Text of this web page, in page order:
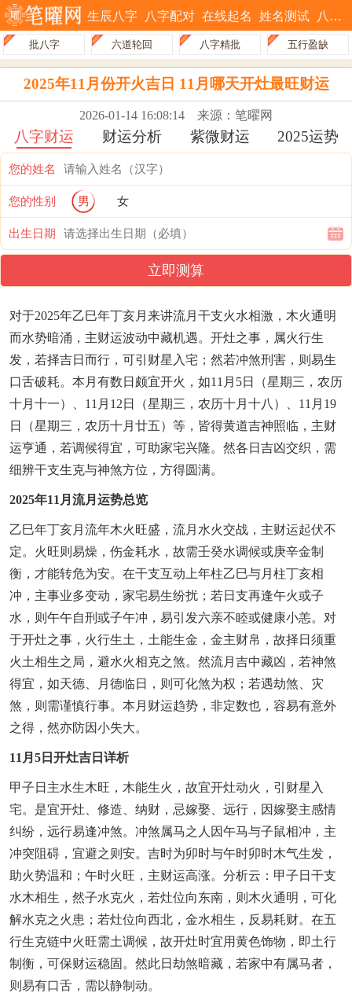
生辰八字 八字配对 在线起名 姓名测试 八字排盘
批八字 六道轮回 八字精批 五行盈缺
2025年11月份开火吉日 11月哪天开灶最旺财运
2026-01-14 16:08:14 来源：笔曜网
八字财运 财运分析 紫微财运 2025运势
您的姓名
您的性别 男 女
出生日期
立即测算
对于2025年乙巳年丁亥月来讲流月干支火水相激，木火通明
而水势暗涌，主财运波动中藏机遇。开灶之事，属火行生
发，若择吉日而行，可引财星入宅；然若冲煞刑害，则易生
口舌破耗。本月有数日颇宜开火，如11月5日（星期三，农历
十月十一）、11月12日（星期三，农历十月十八）、11月19
日（星期三，农历十月廿五）等，皆得黄道吉神照临，主财
运亨通，若调候得宜，可助家宅兴隆。然各日吉凶交织，需
细辨干支生克与神煞方位，方得圆满。
2025年11月流月运势总览
乙巳年丁亥月流年木火旺盛，流月水火交战，主财运起伏不
定。火旺则易燥，伤金耗水，故需壬癸水调候或庚辛金制
衡，才能转危为安。在干支互动上年柱乙巳与月柱丁亥相
冲，主事业多变动，家宅易生纷扰；若日支再逢午火或子
水，则午午自刑或子午冲，易引发六亲不睦或健康小恙。对
于开灶之事，火行生土，土能生金，金主财帛，故择日须重
火土相生之局，避水火相克之煞。然流月吉中藏凶，若神煞
得宜，如天德、月德临日，则可化煞为权；若遇劫煞、灾
煞，则需谨慎行事。本月财运趋势，非定数也，容易有意外
之得，然亦防因小失大。
11月5日开灶吉日详析
甲子日主水生木旺，木能生火，故宜开灶动火，引财星入
宅。是宜开灶、修造、纳财，忌嫁娶、远行，因嫁娶主感情
纠纷，远行易逢冲煞。冲煞属马之人因午马与子鼠相冲，主
冲突阻碍，宜避之则安。吉时为卯时与午时卯时木气生发，
助火势温和；午时火旺，主财运高涨。分析云：甲子日干支
水木相生，然子水克火，若灶位向东南，则木火通明，可化
解水克之火患；若灶位向西北，金水相生，反易耗财。在五
行生克链中火旺需土调候，故开灶时宜用黄色饰物，即土行
制衡，可保财运稳固。然此日劫煞暗藏，若家中有属马者，
则易有口舌，需以静制动。